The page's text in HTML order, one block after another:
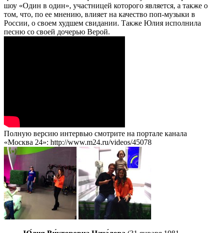
шоу «Один в один», участницей которого является, а также о
том, что, по ее мнению, влияет на качество поп-музыки в
России, о своем худшем свидании. Также Юлия исполнила
песню со своей дочерью Верой.
Полную версию интервью смотрите на портале канала
«Москва 24»: http://www.m24.ru/videos/45078